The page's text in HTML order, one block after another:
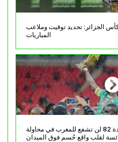
كأس الجزائر: تحديد توقيت وملاعب
المباريات
بعد خسارة اللقب… المادة 82 لن تشفع للمغرب في محاولة
لقلب واقع حُسم فوق الميدان